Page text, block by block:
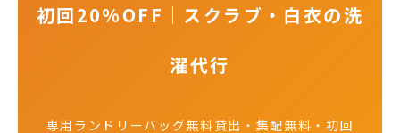
初回20%OFF｜スクラブ・白衣の洗
濯代行
専用ランドリーバッグ無料貸出・集配無料・初回